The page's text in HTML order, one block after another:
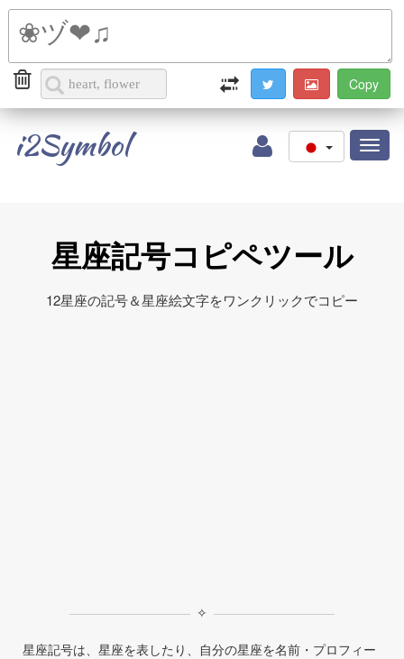
i2Symbol
星座記号コピペツール
12星座の記号＆星座絵文字をワンクリックでコピー
✧
星座記号は、星座を表したり、自分の星座を名前・プロフィー